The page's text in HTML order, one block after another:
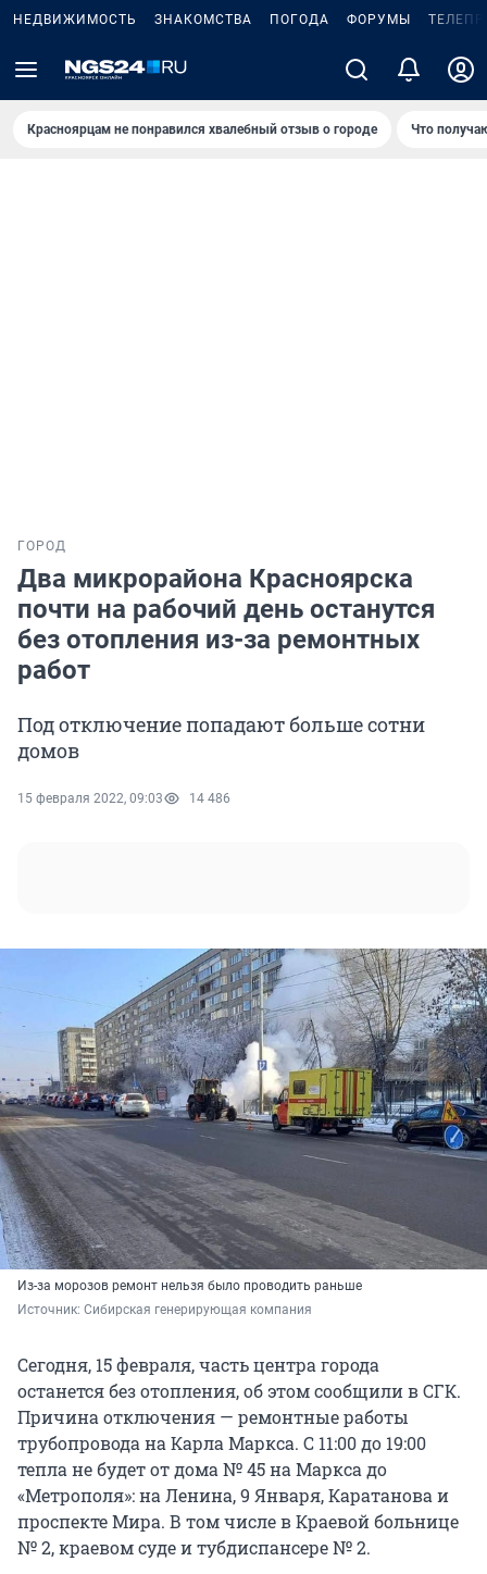
НЕДВИЖИМОСТЬ ЗНАКОМСТВА ПОГОДА ФОРУМЫ
Красноярцам не понравился хвалебный отзыв о городе Что
ГОРОД
Два микрорайона Красноярска
почти на рабочий день останутся
без отопления из-за ремонтных
работ
Под отключение попадают больше сотни
домов
15 февраля 2022, 09:03 14 486
Из-за морозов ремонт нельзя было проводить раньше
Источник: Сибирская генерирующая компания
Сегодня, 15 февраля, часть центра города
останется без отопления, об этом сообщили в СГК.
Причина отключения — ремонтные работы
трубопровода на Карла Маркса. С 11:00 до 19:00
тепла не будет от дома № 45 на Маркса до
«Метрополя»: на Ленина, 9 Января, Каратанова и
проспекте Мира. В том числе в Краевой больнице
№ 2, краевом суде и тубдиспансере № 2.